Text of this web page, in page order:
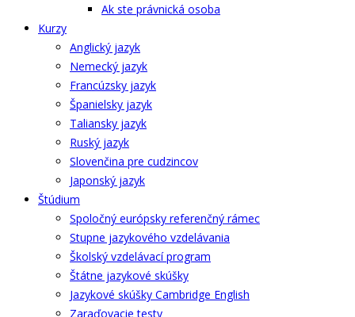
Ak ste právnická osoba
Kurzy
Anglický jazyk
Nemecký jazyk
Francúzsky jazyk
Španielsky jazyk
Taliansky jazyk
Ruský jazyk
Slovenčina pre cudzincov
Japonský jazyk
Štúdium
Spoločný európsky referenčný rámec
Stupne jazykového vzdelávania
Školský vzdelávací program
Štátne jazykové skúšky
Jazykové skúšky Cambridge English
Zaraďovacie testy